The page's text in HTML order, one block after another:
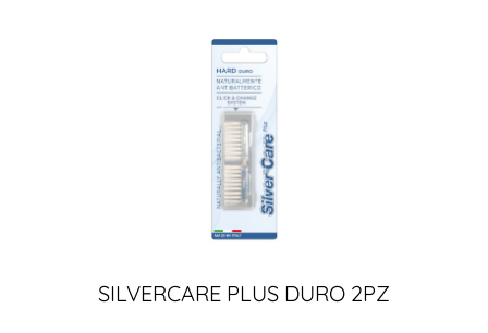
SILVERCARE PLUS DURO 2PZ